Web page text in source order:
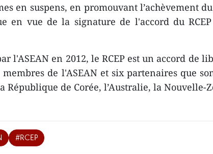
en suspens, en promouvant l’achèvement
en vue de la signature de l'accord du
l'ASEAN en 2012, le RCEP est un accord de
membres de l'ASEAN et six partenaires que
République de Corée, l’Australie, la Nouvelle-
#RCEP